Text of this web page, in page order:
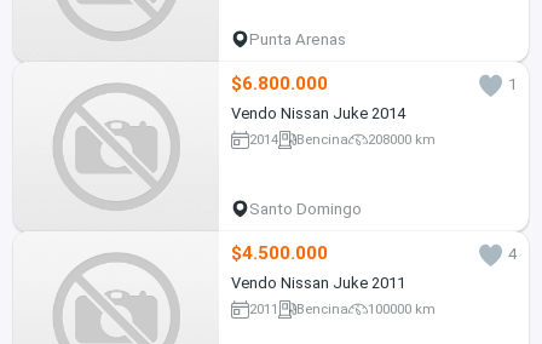
Punta Arenas
$6.800.000
1
Vendo Nissan Juke 2014
2014 Bencina 208000 km
Santo Domingo
$4.500.000
4
Vendo Nissan Juke 2011
2011 Bencina 100000 km